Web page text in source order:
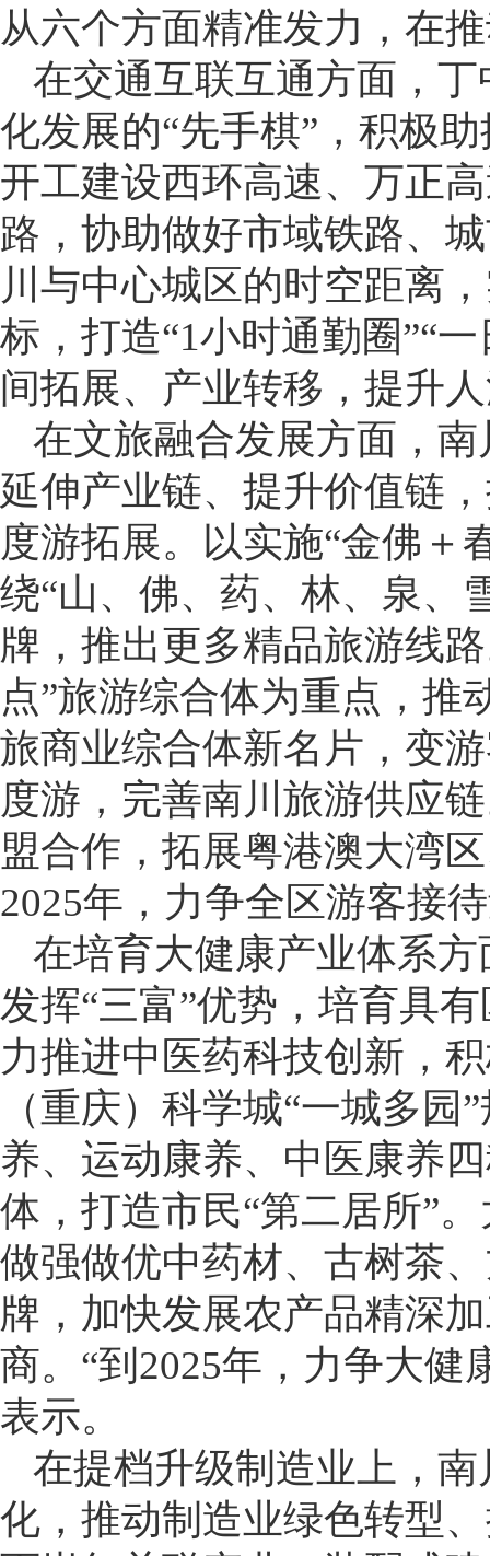
从六个方面精准发力，在
在交通互联互通方面，
化发展的“先手棋”，积极
开工建设西环高速、万正
路，协助做好市域铁路、
川与中心城区的时空距离
标，打造“1小时通勤圈”“
间拓展、产业转移，提升
在文旅融合发展方面，
延伸产业链、提升价值链
度游拓展。以实施“金佛＋
绕“山、佛、药、林、泉、
牌，推出更多精品旅游线
点”旅游综合体为重点，推
旅商业综合体新名片，变
度游，完善南川旅游供应
盟合作，拓展粤港澳大湾
2025年，力争全区游客接
在培育大健康产业体系
发挥“三富”优势，培育具
力推进中医药科技创新，
（重庆）科学城“一城多
养、运动康养、中医康养
体，打造市民“第二居所”
做强做优中药材、古树茶
牌，加快发展农产品精深
商。“到2025年，力争大健
表示。
在提档升级制造业上，
化，推动制造业绿色转型